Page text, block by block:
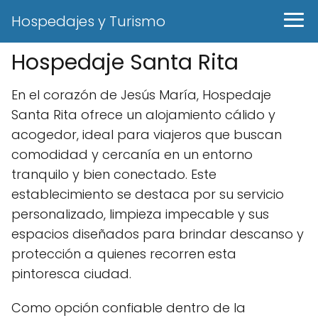
Hospedajes y Turismo
Hospedaje Santa Rita
En el corazón de Jesús María, Hospedaje
Santa Rita ofrece un alojamiento cálido y
acogedor, ideal para viajeros que buscan
comodidad y cercanía en un entorno
tranquilo y bien conectado. Este
establecimiento se destaca por su servicio
personalizado, limpieza impecable y sus
espacios diseñados para brindar descanso y
protección a quienes recorren esta
pintoresca ciudad.
Como opción confiable dentro de la